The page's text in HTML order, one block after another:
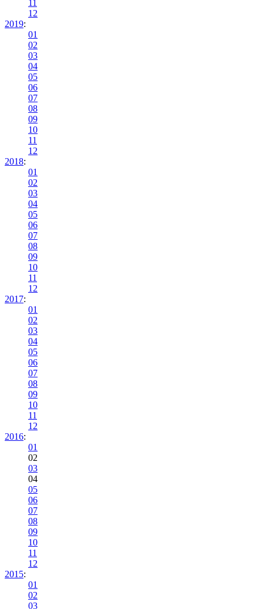
11
12
2019:
01
02
03
04
05
06
07
08
09
10
11
12
2018:
01
02
03
04
05
06
07
08
09
10
11
12
2017:
01
02
03
04
05
06
07
08
09
10
11
12
2016:
01
02
03
04
05
06
07
08
09
10
11
12
2015:
01
02
03